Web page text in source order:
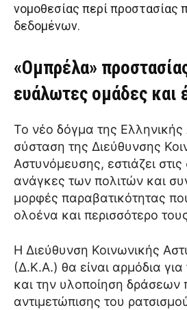
νομοθεσίας περί
δεδομένων.
«Ομπρέλα»
ευάλωτες ομάδες και
Το νέο δόγμα της Ελληνικής
σύσταση της Διεύθυνσης
Αστυνόμευσης, εστιάζει
ανάγκες των πολιτών και
μορφές παραβατικότητας
ολοένα και περισσότερο
Η Διεύθυνση Κοινωνικής
(Δ.Κ.Α.) θα είναι αρμόδια
και την υλοποίηση δράσεων
αντιμετώπισης του